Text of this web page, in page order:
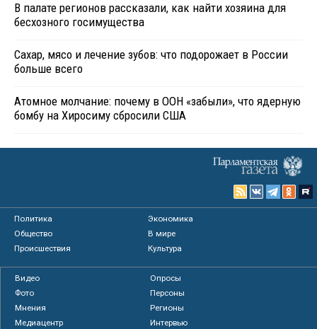
В палате регионов рассказали, как найти хозяина для
бесхозного госимущества
Сахар, мясо и лечение зубов: что подорожает в России
больше всего
Атомное молчание: почему в ООН «забыли», что ядерную
бомбу на Хиросиму сбросили США
Политика
Экономика
Общество
В мире
Происшествия
Культура
Видео
Опросы
Фото
Персоны
Мнения
Регионы
Медиацентр
Интервью